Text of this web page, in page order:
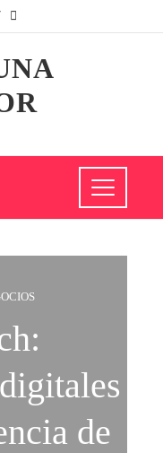
de